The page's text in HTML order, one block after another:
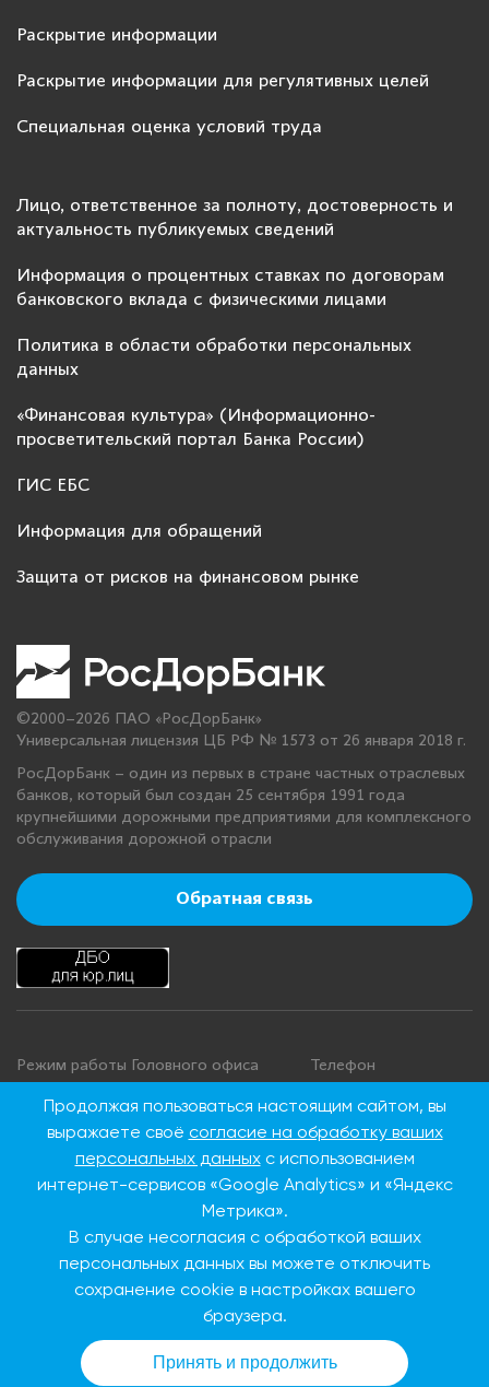
Раскрытие информации
Раскрытие информации для регулятивных целей
Специальная оценка условий труда
Лицо, ответственное за полноту, достоверность и
актуальность публикуемых сведений
Информация о процентных ставках по договорам
банковского вклада с физическими лицами
Политика в области обработки персональных
данных
«Финансовая культура» (Информационно-
просветительский портал Банка России)
ГИС ЕБС
Информация для обращений
Защита от рисков на финансовом рынке
©2000–2026 ПАО «РосДорБанк»
Универсальная лицензия ЦБ РФ № 1573 от 26 января 2018 г.
РосДорБанк – один из первых в стране частных отраслевых
банков, который был создан 25 сентября 1991 года
крупнейшими дорожными предприятиями для комплексного
обслуживания дорожной отрасли
Обратная связь
Режим работы Головного офиса
Понедельник - четверг: с 9:00 до
18:00
Суббота, воскресенье: выходные
Телефон
+7 495 276 00 22
8 800 100 00 22
России)
115093, г. Москва, ул.
Продолжая пользоваться настоящим сайтом, вы
выражаете своё согласие на обработку ваших
персональных данныхс использованием
интернет-сервисов «Google Analytics» и «Яндекс
Метрика».
В случае несогласия с обработкой ваших
персональных данных вы можете отключить
сохранение cookie в настройках вашего
браузера.
Принять и продолжить